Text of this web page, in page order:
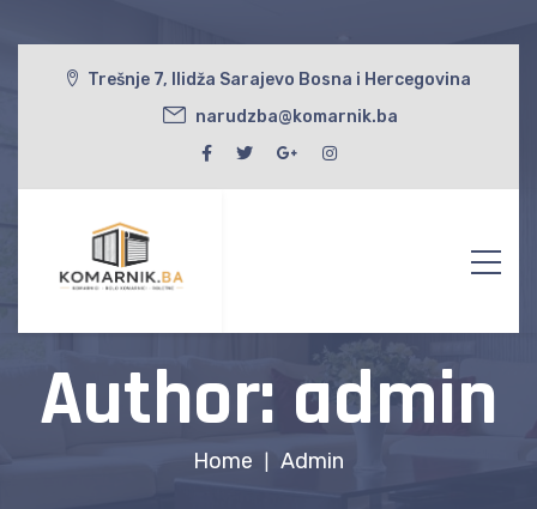
Trešnje 7, Ilidža Sarajevo Bosna i Hercegovina
narudzba@komarnik.ba
Author: admin
Home Admin